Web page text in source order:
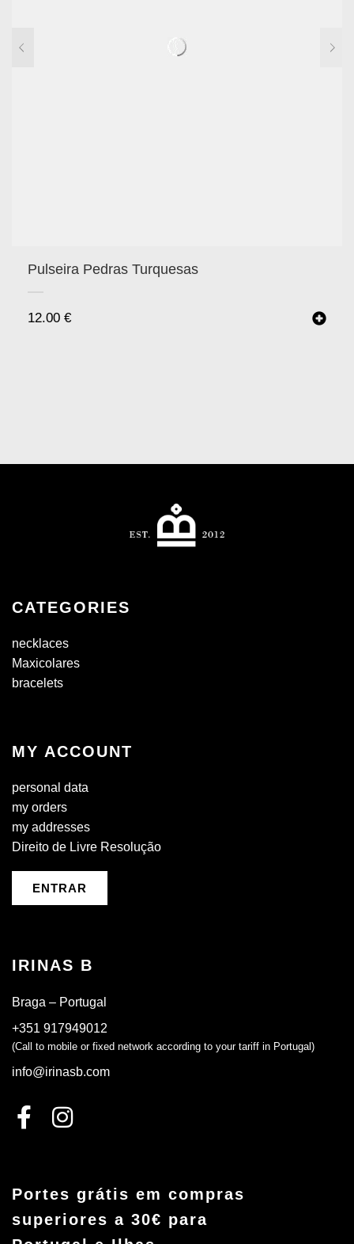
Pulseira Pedras Turquesas
12.00 €
CATEGORIES
necklaces
Maxicolares
bracelets
MY ACCOUNT
personal data
my orders
my addresses
Direito de Livre Resolução
ENTRAR
IRINAS B
Braga – Portugal
+351 917949012
(Call to mobile or fixed network according to your tariff in Portugal)
info@irinasb.com
Portes grátis em compras
superiores a 30€ para